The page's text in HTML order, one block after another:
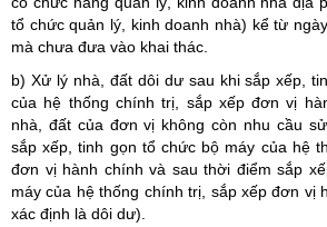
tổ chức quản lý, kinh doanh nhà) kể từ
mà chưa đưa vào khai thác.
b) Xử lý nhà, đất dôi dư sau khi sắp xếp,
của hệ thống chính trị, sắp xếp đơn vị
nhà, đất của đơn vị không còn nhu cầu
sắp xếp, tinh gọn tổ chức bộ máy của hệ
đơn vị hành chính và sau thời điểm sắp
máy của hệ thống chính trị, sắp xếp đơn vị
xác định là dôi dư).